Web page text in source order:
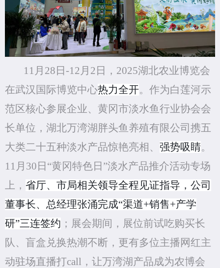
11月28日-12月2日，2025湖北农业博览会
在武汉国际博览中心热力全开。作为白莲河示
范区核心参展企业、黄冈市淡水鱼行业协会会
长单位，湖北万湾湖胖头鱼养殖有限公司携五
大类二十五种淡水产品惊艳亮相、 强势吸睛。
11月30日“黄冈特色日”淡水产品推介活动专场
上， 省厅、市局相关领导全程见证指导 ，公司
董事长、 总经理张涌完成“渠道+销售+产学
研”三连签约 ；展会期间，展位前试吃购买长
队、盲盒兑换热潮不断，更有多位主播网红主
动驻场直播打call，让万湾湖 产品成为农博会